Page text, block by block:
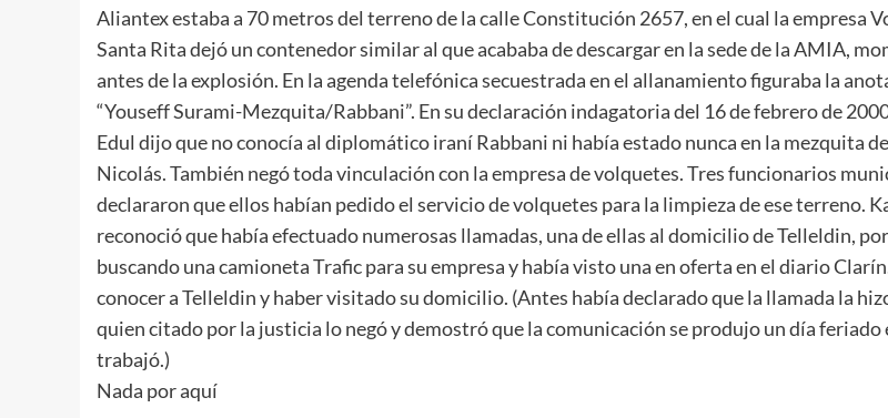
Aliantex estaba a 70 metros del terreno de la calle Constitución 2657, en el cual la empresa
Santa Rita dejó un contenedor similar al que acababa de descargar en la sede de la AMIA,
antes de la explosión. En la agenda telefónica secuestrada en el allanamiento figuraba la
“Youseff Surami-Mezquita/Rabbani”. En su declaración indagatoria del 16 de febrero de
Edul dijo que no conocía al diplomático iraní Rabbani ni había estado nunca en la mezquita
Nicolás. También negó toda vinculación con la empresa de volquetes. Tres funcionarios
declararon que ellos habían pedido el servicio de volquetes para la limpieza de ese terreno.
reconoció que había efectuado numerosas llamadas, una de ellas al domicilio de Telleldin,
buscando una camioneta Trafic para su empresa y había visto una en oferta en el diario
conocer a Telleldin y haber visitado su domicilio. (Antes había declarado que la llamada la
quien citado por la justicia lo negó y demostró que la comunicación se produjo un día feriado
trabajó.)
Nada por aquí